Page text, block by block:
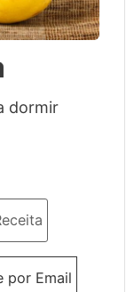
dormir
por Email